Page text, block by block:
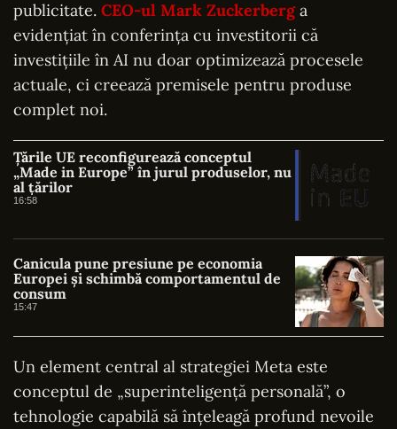
publicitate. CEO-ul Mark Zuckerberga
evidențiat în conferința cu investitorii că
investițiile în AI nu doar optimizează procesele
actuale, ci creează premisele pentru produse
complet noi.
Țările UE reconfigurează conceptul
„Made in Europe” în jurul produselor, nu
al țărilor
16:58
Canicula pune presiune pe economia
Europei și schimbă comportamentul de
consum
15:47
Un element central al strategiei Meta este
conceptul de „superinteligență personală”, o
tehnologie capabilă să înțeleagă profund nevoile